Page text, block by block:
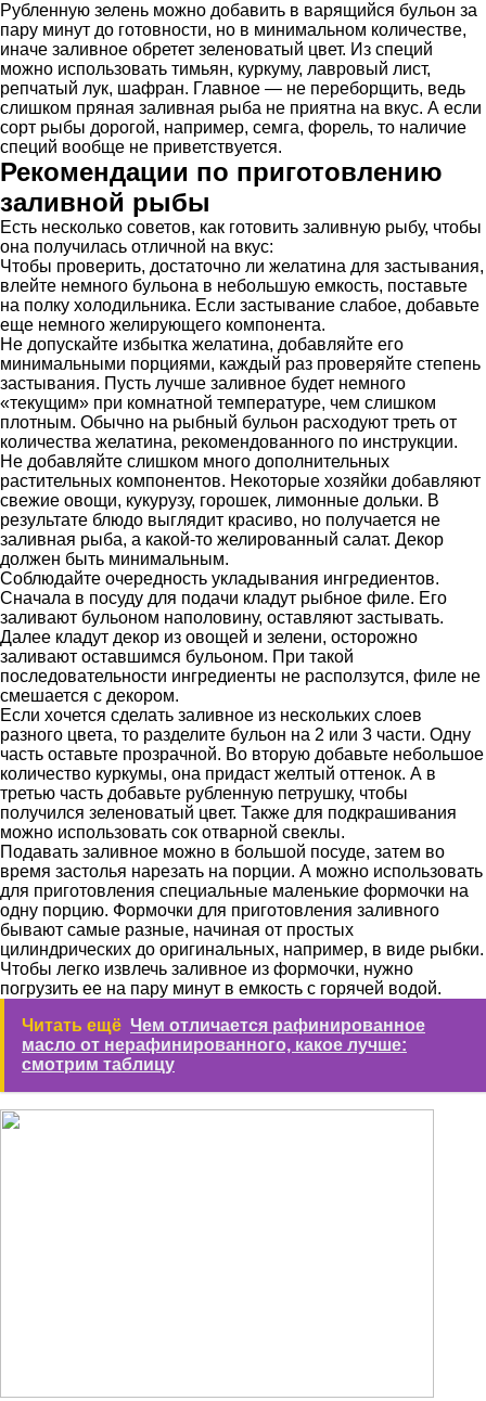
Рубленную зелень можно добавить в варящийся бульон за
пару минут до готовности, но в минимальном количестве,
иначе заливное обретет зеленоватый цвет. Из специй
можно использовать тимьян, куркуму, лавровый лист,
репчатый лук, шафран. Главное — не переборщить, ведь
слишком пряная заливная рыба не приятна на вкус. А если
сорт рыбы дорогой, например, семга, форель, то наличие
специй вообще не приветствуется.
Рекомендации по приготовлению
заливной рыбы
Есть несколько советов, как готовить заливную рыбу, чтобы
она получилась отличной на вкус:
Чтобы проверить, достаточно ли желатина для застывания,
влейте немного бульона в небольшую емкость, поставьте
на полку холодильника. Если застывание слабое, добавьте
еще немного желирующего компонента.
Не допускайте избытка желатина, добавляйте его
минимальными порциями, каждый раз проверяйте степень
застывания. Пусть лучше заливное будет немного
«текущим» при комнатной температуре, чем слишком
плотным. Обычно на рыбный бульон расходуют треть от
количества желатина, рекомендованного по инструкции.
Не добавляйте слишком много дополнительных
растительных компонентов. Некоторые хозяйки добавляют
свежие овощи, кукурузу, горошек, лимонные дольки. В
результате блюдо выглядит красиво, но получается не
заливная рыба, а какой-то желированный салат. Декор
должен быть минимальным.
Соблюдайте очередность укладывания ингредиентов.
Сначала в посуду для подачи кладут рыбное филе. Его
заливают бульоном наполовину, оставляют застывать.
Далее кладут декор из овощей и зелени, осторожно
заливают оставшимся бульоном. При такой
последовательности ингредиенты не расползутся, филе не
смешается с декором.
Если хочется сделать заливное из нескольких слоев
разного цвета, то разделите бульон на 2 или 3 части. Одну
часть оставьте прозрачной. Во вторую добавьте небольшое
количество куркумы, она придаст желтый оттенок. А в
третью часть добавьте рубленную петрушку, чтобы
получился зеленоватый цвет. Также для подкрашивания
можно использовать сок отварной свеклы.
Подавать заливное можно в большой посуде, затем во
время застолья нарезать на порции. А можно использовать
для приготовления специальные маленькие формочки на
одну порцию. Формочки для приготовления заливного
бывают самые разные, начиная от простых
цилиндрических до оригинальных, например, в виде рыбки.
Чтобы легко извлечь заливное из формочки, нужно
погрузить ее на пару минут в емкость с горячей водой.
Читать ещё Чем отличается рафинированное
масло от нерафинированного, какое лучше:
смотрим таблицу